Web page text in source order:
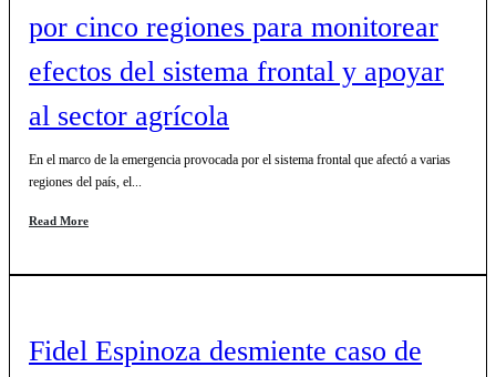
por cinco regiones para monitorear
efectos del sistema frontal y apoyar
al sector agrícola
En el marco de la emergencia provocada por el sistema frontal que afectó a varias
regiones del país, el...
Read More
Fidel Espinoza desmiente caso de